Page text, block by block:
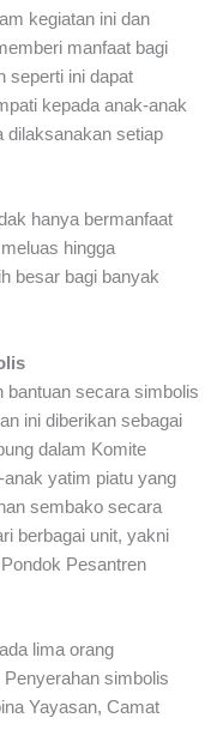
kegiatan ini dan
manfaat bagi
seperti ini dapat
kepada anak-anak
dilaksanakan setiap
hanya bermanfaat
hingga
besar bagi banyak
bantuan secara simbolis
ini diberikan sebagai
dalam Komite
anak yatim piatu yang
sembako secara
berbagai unit, yakni
Pesantren
lima orang
Penyerahan simbolis
Yayasan, Camat